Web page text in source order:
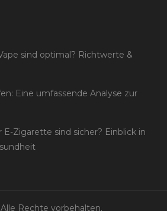
sind optimal? Richtwerte &
Eine umfassende Analyse zur
Zigarette sind sicher? Einblick in
Rechte vorbehalten.